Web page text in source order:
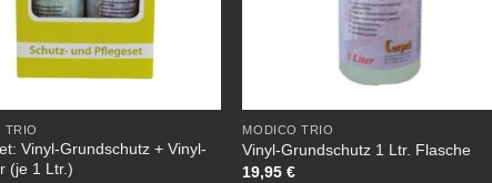
TRIO
Vinyl-Grundschutz + Vinyl-
(je 1 Ltr.)
MODICO TRIO
Vinyl-Grundschutz 1 Ltr. Flasche
19,95€